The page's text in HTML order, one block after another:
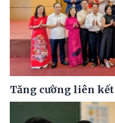
Tăng cường liên